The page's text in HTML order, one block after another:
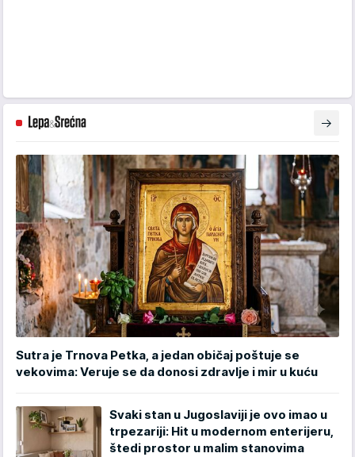
Sutra je Trnova Petka, a jedan običaj poštuje se
vekovima: Veruje se da donosi zdravlje i mir u kuću
Svaki stan u Jugoslaviji je ovo imao u
trpezariji: Hit u modernom enterijeru,
štedi prostor u malim stanovima